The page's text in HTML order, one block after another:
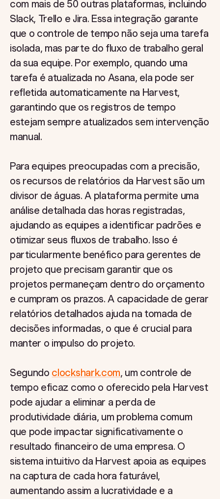
com mais de 50 outras plataformas, incluindo
Slack, Trello e Jira. Essa integração garante
que o controle de tempo não seja uma tarefa
isolada, mas parte do fluxo de trabalho geral
da sua equipe. Por exemplo, quando uma
tarefa é atualizada no Asana, ela pode ser
refletida automaticamente na Harvest,
garantindo que os registros de tempo
estejam sempre atualizados sem intervenção
manual.
Para equipes preocupadas com a precisão,
os recursos de relatórios da Harvest são um
divisor de águas. A plataforma permite uma
análise detalhada das horas registradas,
ajudando as equipes a identificar padrões e
otimizar seus fluxos de trabalho. Isso é
particularmente benéfico para gerentes de
projeto que precisam garantir que os
projetos permaneçam dentro do orçamento
e cumpram os prazos. A capacidade de gerar
relatórios detalhados ajuda na tomada de
decisões informadas, o que é crucial para
manter o impulso do projeto.
Segundo clockshark.com, um controle de
tempo eficaz como o oferecido pela Harvest
pode ajudar a eliminar a perda de
produtividade diária, um problema comum
que pode impactar significativamente o
resultado financeiro de uma empresa. O
sistema intuitivo da Harvest apoia as equipes
na captura de cada hora faturável,
aumentando assim a lucratividade e a